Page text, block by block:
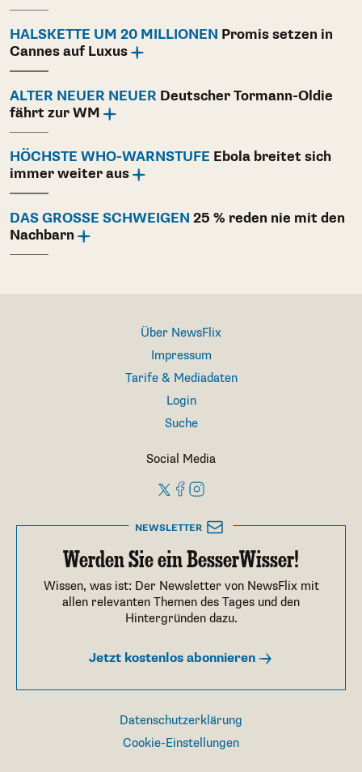
HALSKETTE UM 20 MILLIONEN Promis setzen in
Cannes auf Luxus
ALTER NEUER NEUER Deutscher Tormann-Oldie
fährt zur WM
HÖCHSTE WHO-WARNSTUFE Ebola breitet sich
immer weiter aus
DAS GROSSE SCHWEIGEN
25 % reden nie mit den
Nachbarn
Über NewsFlix
Impressum
Tarife & Mediadaten
Login
Suche
Social Media
NEWSLETTER
Werden Sie ein BesserWisser!
Wissen, was ist: Der Newsletter von NewsFlix mit
allen relevanten Themen des Tages und den
Hintergründen dazu.
Jetzt kostenlos abonnieren
Datenschutzerklärung
Cookie-Einstellungen